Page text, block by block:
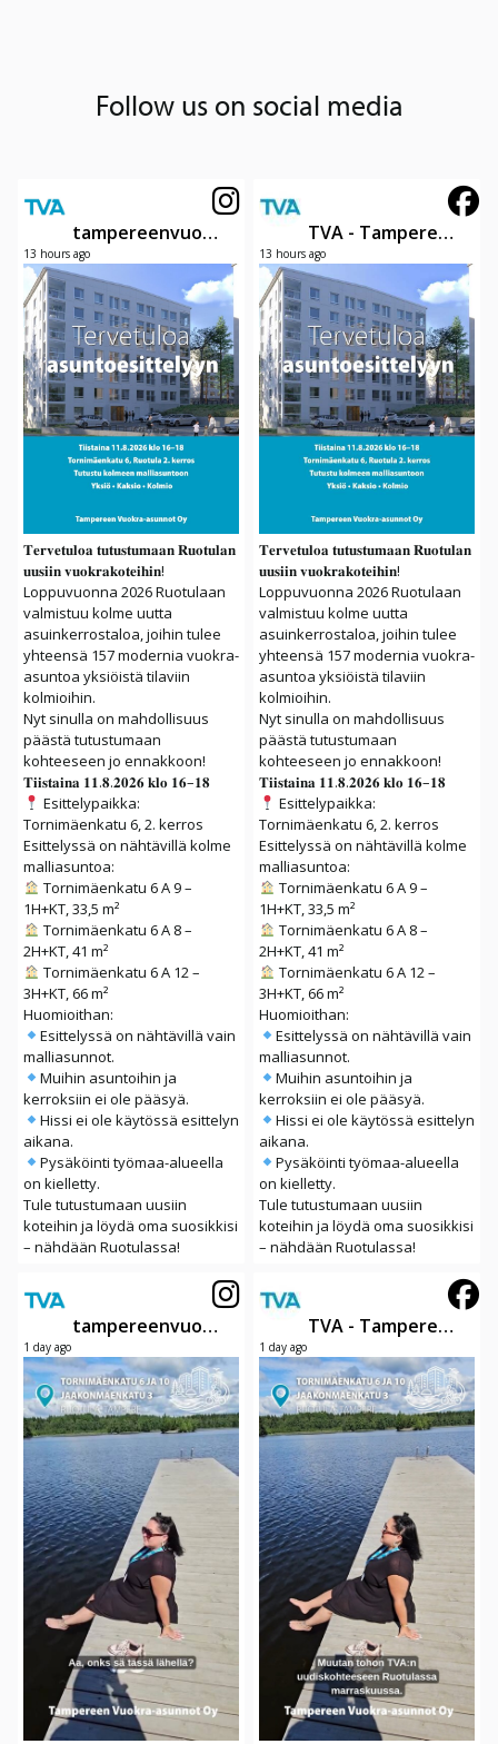
Follow us on social media
tampereenvuokraasunnot
13 hours ago
𝐓𝐞𝐫𝐯𝐞𝐭𝐮𝐥𝐨𝐚 𝐭𝐮𝐭𝐮𝐬𝐭𝐮𝐦𝐚𝐚𝐧 𝐑𝐮𝐨𝐭𝐮𝐥𝐚𝐧
𝐮𝐮𝐬𝐢𝐢𝐧 𝐯𝐮𝐨𝐤𝐫𝐚𝐤𝐨𝐭𝐞𝐢𝐡𝐢𝐧!
Loppuvuonna 2026 Ruotulaan
valmistuu kolme uutta
asuinkerrostaloa, joihin tulee
yhteensä 157 modernia vuokra-
asuntoa yksiöistä tilaviin
kolmioihin.
Nyt sinulla on mahdollisuus
päästä tutustumaan
kohteeseen jo ennakkoon!
𝐓𝐢𝐢𝐬𝐭𝐚𝐢𝐧𝐚 𝟏𝟏.𝟖.𝟐𝟎𝟐𝟔 𝐤𝐥𝐨 𝟏𝟔–𝟏𝟖
Esittelypaikka:
Tornimäenkatu 6, 2. kerros
Esittelyssä on nähtävillä kolme
malliasuntoa:
Tornimäenkatu 6 A 9 –
1H+KT, 33,5 m²
Tornimäenkatu 6 A 8 –
2H+KT, 41 m²
Tornimäenkatu 6 A 12 –
3H+KT, 66 m²
Huomioithan:
Esittelyssä on nähtävillä vain
malliasunnot.
Muihin asuntoihin ja
kerroksiin ei ole pääsyä.
Hissi ei ole käytössä esittelyn
aikana.
Pysäköinti työmaa-alueella
on kielletty.
Tule tutustumaan uusiin
koteihin ja löydä oma suosikkisi
– nähdään Ruotulassa!
tampereenvuokraasunnot
1 day ago
TVA - Tampereen Vuokra-asunnot Oy
13 hours ago
𝐓𝐞𝐫𝐯𝐞𝐭𝐮𝐥𝐨𝐚 𝐭𝐮𝐭𝐮𝐬𝐭𝐮𝐦𝐚𝐚𝐧 𝐑𝐮𝐨𝐭𝐮𝐥𝐚𝐧
𝐮𝐮𝐬𝐢𝐢𝐧 𝐯𝐮𝐨𝐤𝐫𝐚𝐤𝐨𝐭𝐞𝐢𝐡𝐢𝐧!
Loppuvuonna 2026 Ruotulaan
valmistuu kolme uutta
asuinkerrostaloa, joihin tulee
yhteensä 157 modernia vuokra-
asuntoa yksiöistä tilaviin
kolmioihin.
Nyt sinulla on mahdollisuus
päästä tutustumaan
kohteeseen jo ennakkoon!
𝐓𝐢𝐢𝐬𝐭𝐚𝐢𝐧𝐚 𝟏𝟏.𝟖.𝟐𝟎𝟐𝟔 𝐤𝐥𝐨 𝟏𝟔–𝟏𝟖
Esittelypaikka:
Tornimäenkatu 6, 2. kerros
Esittelyssä on nähtävillä kolme
malliasuntoa:
Tornimäenkatu 6 A 9 –
1H+KT, 33,5 m²
Tornimäenkatu 6 A 8 –
2H+KT, 41 m²
Tornimäenkatu 6 A 12 –
3H+KT, 66 m²
Huomioithan:
Esittelyssä on nähtävillä vain
malliasunnot.
Muihin asuntoihin ja
kerroksiin ei ole pääsyä.
Hissi ei ole käytössä esittelyn
aikana.
Pysäköinti työmaa-alueella
on kielletty.
Tule tutustumaan uusiin
koteihin ja löydä oma suosikkisi
– nähdään Ruotulassa!
TVA - Tampereen Vuokra-asunnot Oy
1 day ago